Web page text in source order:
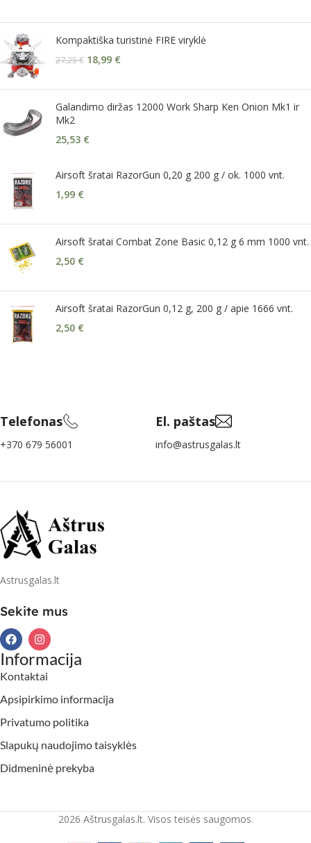
Kompaktiška turistinė FIRE viryklė
27,25€ 18,99 €
Galandimo diržas 12000 Work Sharp Ken Onion Mk1 ir
Mk2
25,53 €
Airsoft šratai RazorGun 0,20 g 200 g / ok. 1000 vnt.
1,99 €
Airsoft šratai Combat Zone Basic 0,12 g 6 mm 1000 vnt.
2,50 €
Airsoft šratai RazorGun 0,12 g, 200 g / apie 1666 vnt.
2,50 €
Telefonas
+370 679 56001
El. paštas
info@astrusgalas.lt
Astrusgalas.lt
Sekite mus
Informacija
Kontaktai
Apsipirkimo informacija
Privatumo politika
Slapukų naudojimo taisyklės
Didmeninė prekyba
2026 Aštrusgalas.lt. Visos teisės saugomos.